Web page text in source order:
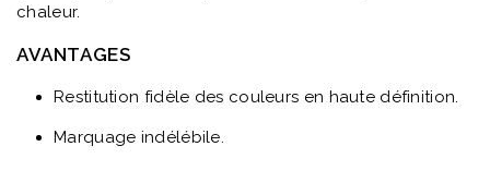
chaleur.
AVANTAGES
Restitution fidèle des couleurs en haute définition.
Marquage indélébile.